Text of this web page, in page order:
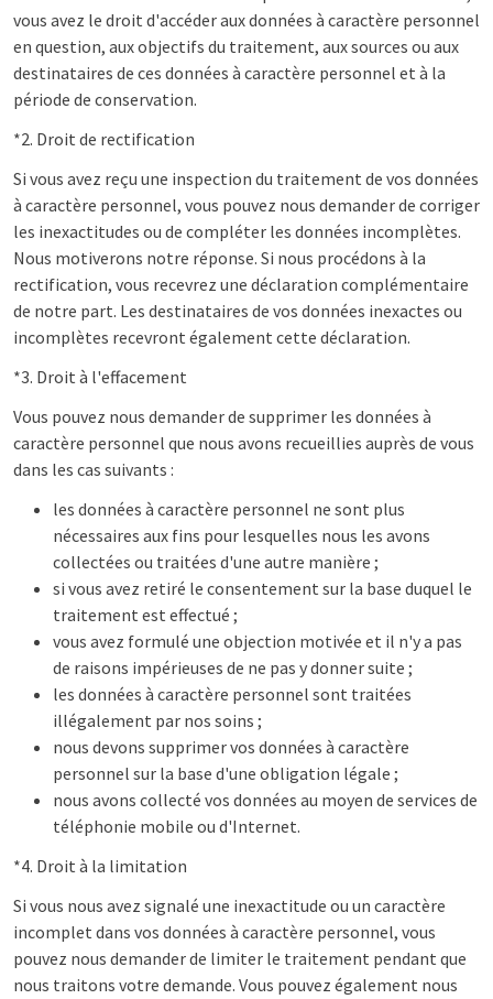
vous avez le droit d'accéder aux données à caractère personnel
en question, aux objectifs du traitement, aux sources ou aux
destinataires de ces données à caractère personnel et à la
période de conservation.
*2. Droit de rectification
Si vous avez reçu une inspection du traitement de vos données
à caractère personnel, vous pouvez nous demander de corriger
les inexactitudes ou de compléter les données incomplètes.
Nous motiverons notre réponse. Si nous procédons à la
rectification, vous recevrez une déclaration complémentaire
de notre part. Les destinataires de vos données inexactes ou
incomplètes recevront également cette déclaration.
*3. Droit à l'effacement
Vous pouvez nous demander de supprimer les données à
caractère personnel que nous avons recueillies auprès de vous
dans les cas suivants :
les données à caractère personnel ne sont plus
nécessaires aux fins pour lesquelles nous les avons
collectées ou traitées d'une autre manière ;
si vous avez retiré le consentement sur la base duquel le
traitement est effectué ;
vous avez formulé une objection motivée et il n'y a pas
de raisons impérieuses de ne pas y donner suite ;
les données à caractère personnel sont traitées
illégalement par nos soins ;
nous devons supprimer vos données à caractère
personnel sur la base d'une obligation légale ;
nous avons collecté vos données au moyen de services de
téléphonie mobile ou d'Internet.
*4. Droit à la limitation
Si vous nous avez signalé une inexactitude ou un caractère
incomplet dans vos données à caractère personnel, vous
pouvez nous demander de limiter le traitement pendant que
nous traitons votre demande. Vous pouvez également nous